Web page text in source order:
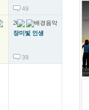
49
26
장미빛 인생
39